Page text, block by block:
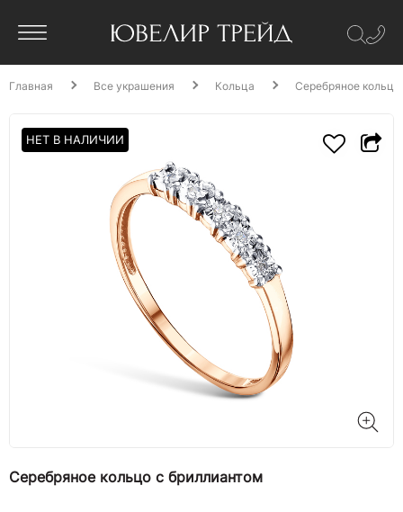
Главная Все украшения Кольца Серебряное
НЕТ В НАЛИЧИИ
Серебряное кольцо с бриллиантом